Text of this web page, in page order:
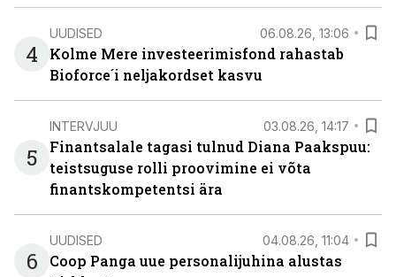
4
UUDISED 06.08.26, 13:06
Kolme Mere investeerimisfond rahastab
Bioforce´i neljakordset kasvu
5
INTERVJUU 03.08.26, 14:17
Finantsalale tagasi tulnud Diana Paakspuu:
teistsuguse rolli proovimine ei võta
finantskompetentsi ära
6
UUDISED 04.08.26, 11:04
Coop Panga uue personalijuhina alustas